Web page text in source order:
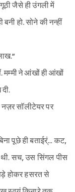
जैसे ही उंगली में
हो. सोने की नन्हीं
मम्मी ने आंखों ही आंखों
सॉलीटेयर पर
पूछे ही बताईर्ं... कट,
थी. सच, उस सिंगल पीस
होकर हसरत से